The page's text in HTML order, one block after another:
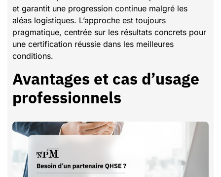
et garantit une progression continue malgré les
aléas logistiques. L’approche est toujours
pragmatique, centrée sur les résultats concrets pour
une certification réussie dans les meilleures
conditions.
Avantages et cas d’usage
professionnels